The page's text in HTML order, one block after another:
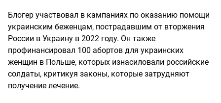
Блогер участвовал в кампаниях по оказанию помощи
украинским беженцам, пострадавшим от вторжения
России в Украину в 2022 году. Он также
профинансировал 100 абортов для украинских
женщин в Польше, которых изнасиловали российские
солдаты, критикуя законы, которые затрудняют
получение лечение.